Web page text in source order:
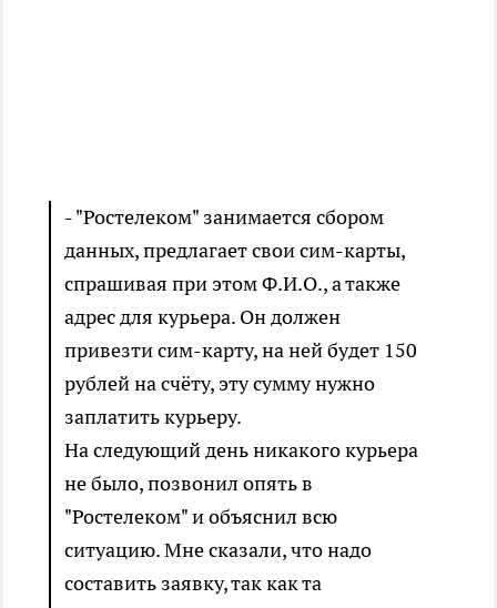
- "Ростелеком" занимается сбором
данных, предлагает свои сим-карты,
спрашивая при этом Ф.И.О., а также
адрес для курьера. Он должен
привезти сим-карту, на ней будет 150
рублей на счёту, эту сумму нужно
заплатить курьеру.
На следующий день никакого курьера
не было, позвонил опять в
"Ростелеком" и объяснил всю
ситуацию. Мне сказали, что надо
составить заявку, так как та